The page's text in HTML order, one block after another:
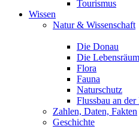
Tourismus
Wissen
Natur & Wissenschaft
Die Donau
Die
Flora
Fauna
Naturschutz
Flussbau an der
Zahlen, Daten, Fakten
Geschichte